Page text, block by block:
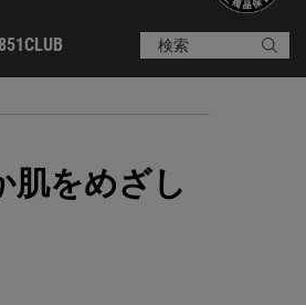
検索
をめざし